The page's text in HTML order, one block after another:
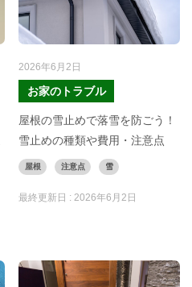
2026年6月2日
お家のトラブル
屋根の雪止めで落雪を防ごう！
雪止めの種類や費用・注意点
屋根 注意点 雪
最終更新日 :2026年6月2日